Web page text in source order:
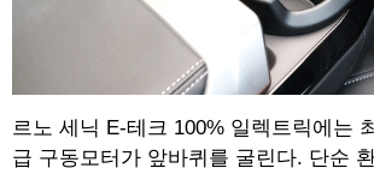
르노 세닉 E-테크 100% 일렉트릭에는
급 구동모터가 앞바퀴를 굴린다. 단순